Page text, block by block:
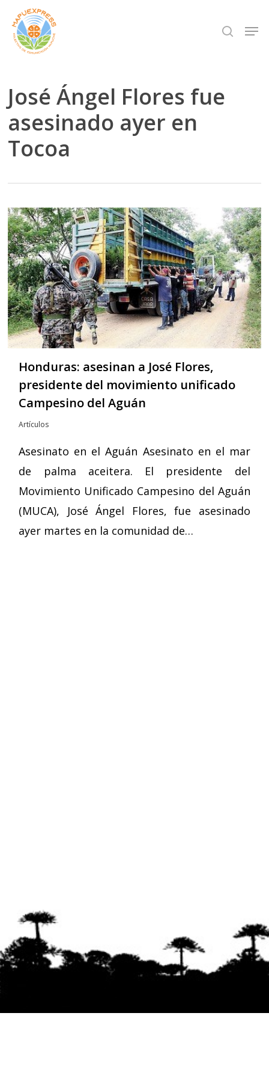
Skip
main
search
José Ángel Flores fue
asesinado ayer en
Tocoa
Honduras: asesinan a José Flores,
presidente del movimiento unificado
Campesino del Aguán
Artículos
Asesinato en el Aguán Asesinato en el mar
de palma aceitera. El presidente del
Movimiento Unificado Campesino del Aguán
(MUCA), José Ángel Flores, fue asesinado
ayer martes en la comunidad de…
Close